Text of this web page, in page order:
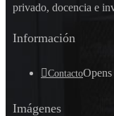
privado, docencia e
Información
Contacto
Imágenes